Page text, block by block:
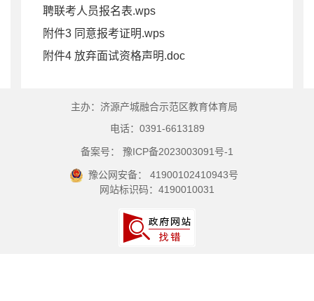
聘联考人员报名表.wps
附件3 同意报考证明.wps
附件4 放弃面试资格声明.doc
主办：济源产城融合示范区教育体育局
电话：0391-6613189
备案号： 豫ICP备2023003091号-1
豫公网安备： 41900102410943号
网站标识码：4190010031